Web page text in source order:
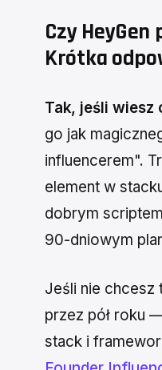
Czy HeyGen
Krótka
Tak, jeśli wiesz
go jak
influencerem".
element w
dobrym
90-dniowym
Jeśli nie chcesz
przez pół roku
stack i